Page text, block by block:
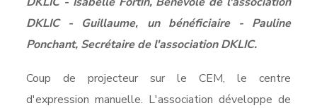
DKLIC - Guillaume, un bénéficiaire - Pauline
Ponchant, Secrétaire de l'association DKLIC.
Coup de projecteur sur le CEM, le centre
d'expression manuelle. L'association développe de